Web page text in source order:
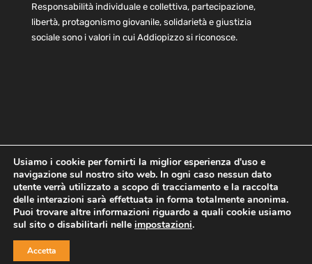
Responsabilità individuale e collettiva, partecipazione,
libertà, protagonismo giovanile, solidarietà e giustizia
sociale sono i valori in cui Addiopizzo si riconosce.
Home Statuto e bilancio
Contatti
Privacy
Cookie Child Protection Policy
Copyright © 2021 AddioPizzo | Tutti i diritti riservati | Sede
Usiamo i cookie per fornirti la miglior esperienza d'uso e
navigazione sul nostro sito web. In ogni caso nessun dato
utente verrà utilizzato a scopo di tracciamento e la raccolta
delle interazioni sarà effettuata in forma totalmente anonima.
Puoi trovare altre informazioni riguardo a quali cookie usiamo
sul sito o disabilitarli nelle impostazioni.
Accetta